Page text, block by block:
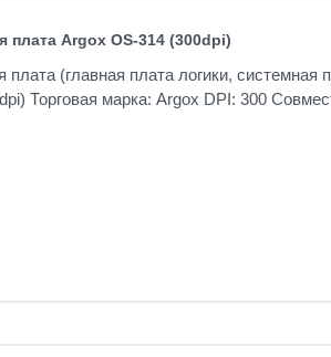
плата Argox OS-314 (300dpi)
плата (главная плата логики, системная
Торговая марка: Argox DPI: 300